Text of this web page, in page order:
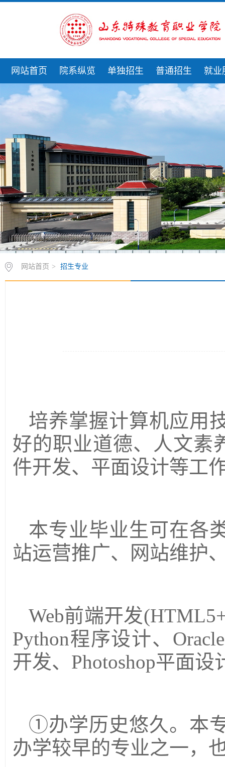
网站首页 院系纵览 单独招生 普通招生 就业
网站首页 > 招生专业
培养掌握计算机应用
好的职业道德、人文素
件开发、平面设计等工
本专业毕业生可在各
站运营推广、网站维护
Web前端开发
Python程序设计、
开发、Photoshop平面
①办学历史悠久。本
办学较早的专业之一，